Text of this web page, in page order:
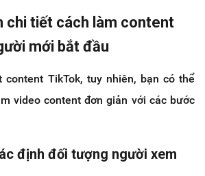
chi tiết cách làm content
mới bắt đầu
content TikTok, tuy nhiên, bạn có thể
video content đơn giản với các bước
định đối tượng người xem